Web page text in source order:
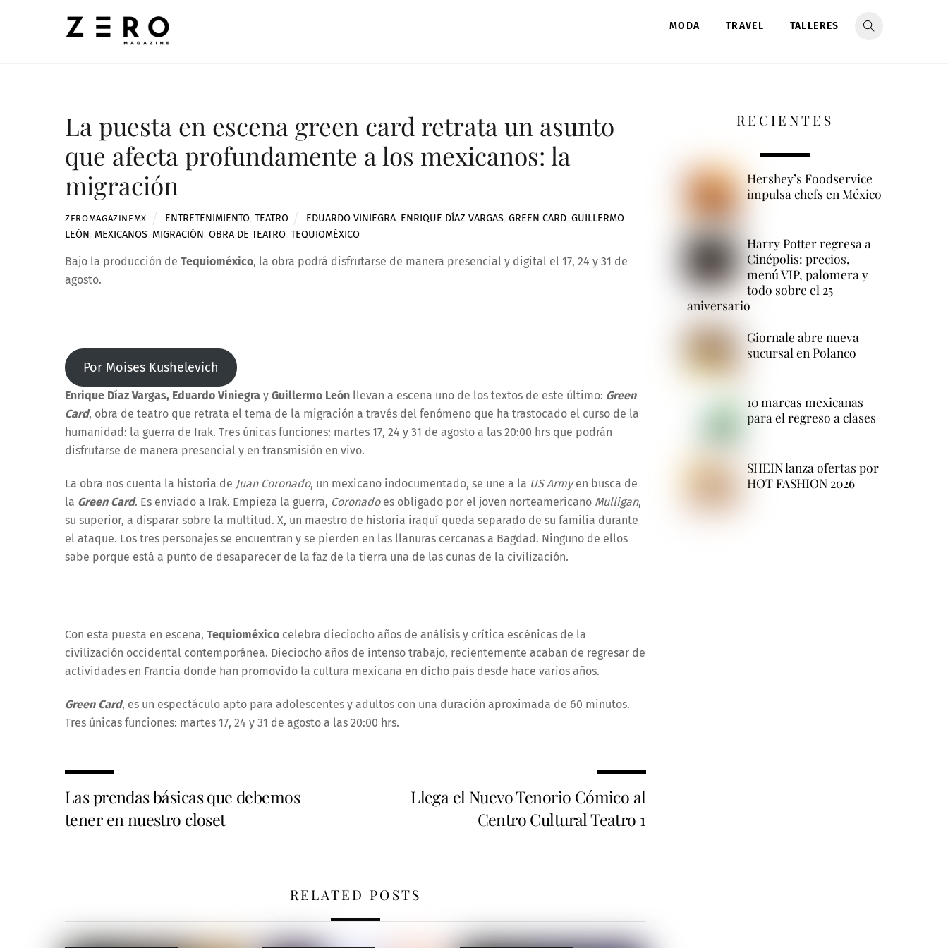
MODA TRAVEL TALLERES
La puesta en escena green card retrata un asunto
que afecta profundamente a los mexicanos: la
migración
ZEROMAGAZINEMX ENTRETENIMIENTO, TEATRO EDUARDO VINIEGRA, ENRIQUE DÍAZ VARGAS, GREEN CARD, GUILLERMO
LEÓN MEXICANOS MIGRACIÓN OBRA DE TEATRO TEQUIOMÉXICO
Bajo la producción de Tequioméxico, la obra podrá disfrutarse de manera presencial y digital el 17, 24 y 31 de
agosto.
Por Moises Kushelevich
Enrique Díaz Vargas, Eduardo Viniegra y Guillermo León llevan a escena uno de los textos de este último: Green
Card, obra de teatro que retrata el tema de la migración a través del fenómeno que ha trastocado el curso de la
humanidad: la guerra de Irak. Tres únicas funciones: martes 17, 24 y 31 de agosto a las 20:00 hrs que podrán
disfrutarse de manera presencial y en transmisión en vivo.
La obra nos cuenta la historia de Juan Coronado, un mexicano indocumentado, se une a la US Armyen busca de
la Green Card. Es enviado a Irak. Empieza la guerra, Coronado es obligado por el joven norteamericano Mulligan,
su superior, a disparar sobre la multitud. X, un maestro de historia iraquí queda separado de su familia durante
el ataque. Los tres personajes se encuentran y se pierden en las llanuras cercanas a Bagdad. Ninguno de ellos
sabe porque está a punto de desaparecer de la faz de la tierra una de las cunas de la civilización.
Con esta puesta en escena, Tequioméxico celebra dieciocho años de análisis y crítica escénicas de la
civilización occidental contemporánea. Dieciocho años de intenso trabajo, recientemente acaban de regresar de
actividades en Francia donde han promovido la cultura mexicana en dicho país desde hace varios años.
Green Card, es un espectáculo apto para adolescentes y adultos con una duración aproximada de 60 minutos.
Tres únicas funciones: martes 17, 24 y 31 de agosto a las 20:00 hrs.
Las prendas básicas que debemos
tener en nuestro closet
Llega el Nuevo Tenorio Cómico al
Centro Cultural Teatro 1
RELATED POSTS
RECIENTES
Hershey’s Foodservice
impulsa chefs en México
Harry Potter regresa a
Cinépolis: precios,
menú VIP, palomera y
todo sobre el 25
aniversario
Giornale abre nueva
sucursal en Polanco
10 marcas mexicanas
para el regreso a clases
SHEIN lanza ofertas por
HOT FASHION 2026